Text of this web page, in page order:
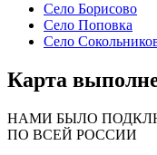
Село Борисово
Село Поповка
Село
Карта
НАМИ БЫЛО
ПО ВСЕЙ РОССИИ99